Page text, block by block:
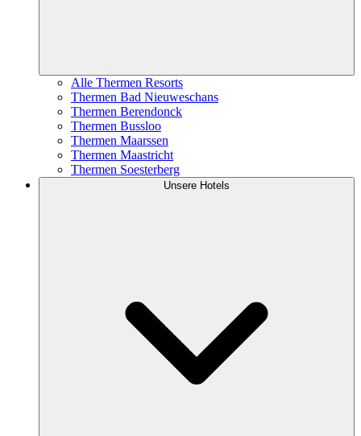
Alle Thermen Resorts
Thermen Bad Nieuweschans
Thermen Berendonck
Thermen Bussloo
Thermen Maarssen
Thermen Maastricht
Thermen Soesterberg
Unsere Hotels